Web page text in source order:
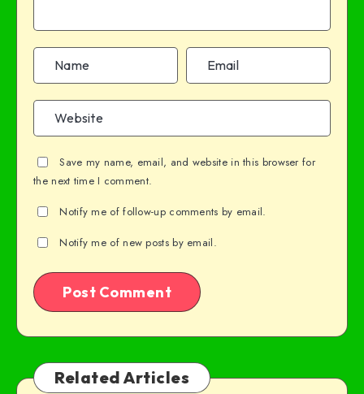
Save my name, email, and website in this browser for
the next time I comment.
Notify me of follow-up comments by email.
Notify me of new posts by email.
Related Articles